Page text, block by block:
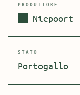
PRODUTTORE
Niepoort
STATO
Portogallo